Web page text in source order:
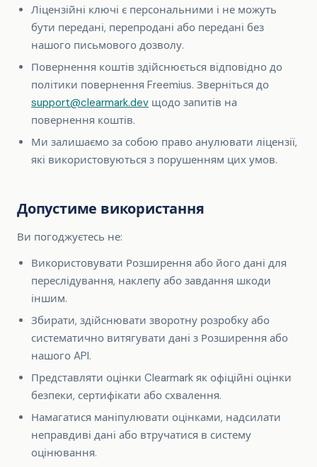
Ліцензійні ключі є персональними і не можуть
бути передані, перепродані або передані без
нашого письмового дозволу.
Повернення коштів здійснюється відповідно до
політики повернення Freemius. Зверніться до
support@clearmark.dev щодо запитів на
повернення коштів.
Ми залишаємо за собою право анулювати ліцензії,
які використовуються з порушенням цих умов.
Допустиме використання
Ви погоджуєтесь не:
Використовувати Розширення або його дані для
переслідування, наклепу або завдання шкоди
іншим.
Збирати, здійснювати зворотну розробку або
систематично витягувати дані з Розширення або
нашого API.
Представляти оцінки Clearmark як офіційні оцінки
безпеки, сертифікати або схвалення.
Намагатися маніпулювати оцінками, надсилати
неправдиві дані або втручатися в систему
оцінювання.